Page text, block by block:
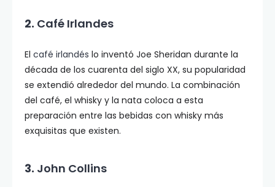
2. Café Irlandes
El café irlandés lo inventó Joe Sheridan durante la
década de los cuarenta del siglo XX, su popularidad
se extendió alrededor del mundo. La combinación
del café, el whisky y la nata coloca a esta
preparación entre las bebidas con whisky más
exquisitas que existen.
3. John Collins